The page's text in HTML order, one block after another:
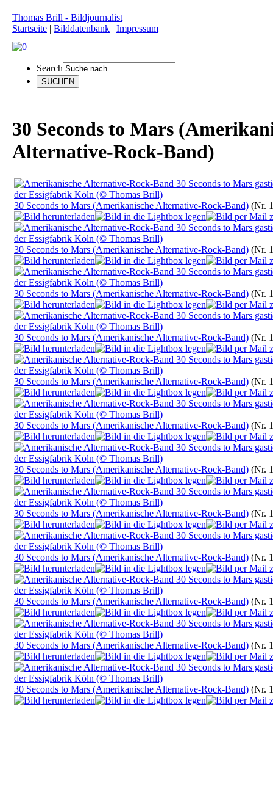
Thomas Brill - Bildjournalist
Startseite | Bilddatenbank | Impressum
Search
30 Seconds to Mars
Alternative-Rock-Band)
30 Seconds to Mars (Amerikanische Alternative-Rock-Band) (Nr.
30 Seconds to Mars (Amerikanische Alternative-Rock-Band) (Nr.
30 Seconds to Mars (Amerikanische Alternative-Rock-Band) (Nr.
30 Seconds to Mars (Amerikanische Alternative-Rock-Band) (Nr.
30 Seconds to Mars (Amerikanische Alternative-Rock-Band) (Nr.
30 Seconds to Mars (Amerikanische Alternative-Rock-Band) (Nr.
30 Seconds to Mars (Amerikanische Alternative-Rock-Band) (Nr.
30 Seconds to Mars (Amerikanische Alternative-Rock-Band) (Nr.
30 Seconds to Mars (Amerikanische Alternative-Rock-Band) (Nr.
30 Seconds to Mars (Amerikanische Alternative-Rock-Band) (Nr.
30 Seconds to Mars (Amerikanische Alternative-Rock-Band) (Nr.
30 Seconds to Mars (Amerikanische Alternative-Rock-Band) (Nr.